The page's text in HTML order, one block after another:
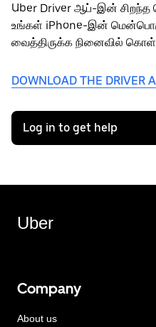
Uber Driver ஆப்-இன் சிறந்த
உங்கள் iPhone-இன்
வைத்திருக்க நினைவில்
DOWNLOAD THE DRIVER
Log in to get help
Uber
Company
About us